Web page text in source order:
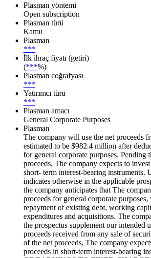
Plasman yöntemi
Open subscription
Plasman türü
Kamu
Plasman
***
İlk ihraç fiyatı (getiri)
(***%)
Plasman coğrafyası
***
Yatırımcı türü
***
Plasman amacı
General Corporate Purposes
Plasman
The company will use the net proceeds
estimated to be $982.4 million after
for general corporate purposes. Pending
proceeds, The company expects to
short- term interest-bearing instruments.
indicates otherwise in the applicable
the company anticipates that The
proceeds for general corporate
repayment of existing debt, working
expenditures and acquisitions. The
the prospectus supplement our intended
proceeds received from any sale of
of the net proceeds, The company
proceeds in short-term interest-bearing